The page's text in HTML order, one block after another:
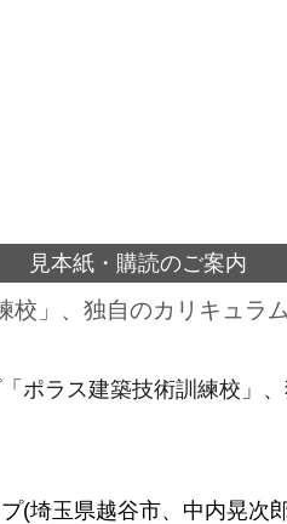
見本紙・購読のご案内
校」、独自のカリキュラ
ポラス建築技術訓練校」
(埼玉県越谷市、中内晃次